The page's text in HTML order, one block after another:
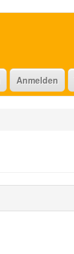
Anmelden